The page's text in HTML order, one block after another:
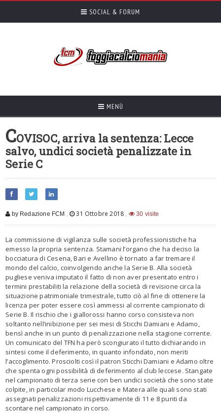
SOCIAL & FORUM
MENÙ
COVISOC, arriva la sentenza: Lecce
salvo, undici società penalizzate in
Serie C
by Redazione FCM , 31 Ottobre 2018 , 30 visite
La commissione di vigilanza sulle società professionistiche ha
emesso la propria sentenza. Stamani l’organo che ha deciso la
bocciatura di Cesena, Bari e Avellino è tornato a far tremare il
mondo del calcio, coinvolgendo anche la Serie B. Alla società
pugliese veniva imputato il fatto di non aver presentato entro i
termini prestabiliti la relazione della società di revisione circa la
situazione patrimoniale trimestrale, tutto ciò al fine di ottenere la
licenza per poter essere così ammessi al corrente campionato di
Serie B. Il rischio che i giallorossi hanno corso consisteva non
soltanto nell’inibizione per sei mesi di Sticchi Damiani e Adamo,
bensì anche in un punto di penalizzazione nella stagione corrente.
Un comunicato del TFN ha però scongiurato il tutto dichiarando in
sintesi come il deferimento, in quanto infondato, non meriti
l’accoglimento. Prosciolti così il patron Sticchi Damiani e Adamo oltre
che spenta ogni possibilità di deferimento al club leccese. Stangate
nel campionato di terza serie con ben undici società che sono state
colpite, in particolar modo Lucchese e Matera alle quali sono stati
assegnati penalizzazioni rispettivamente di 11 e 8 punti da
scontare nel campionato in corso.